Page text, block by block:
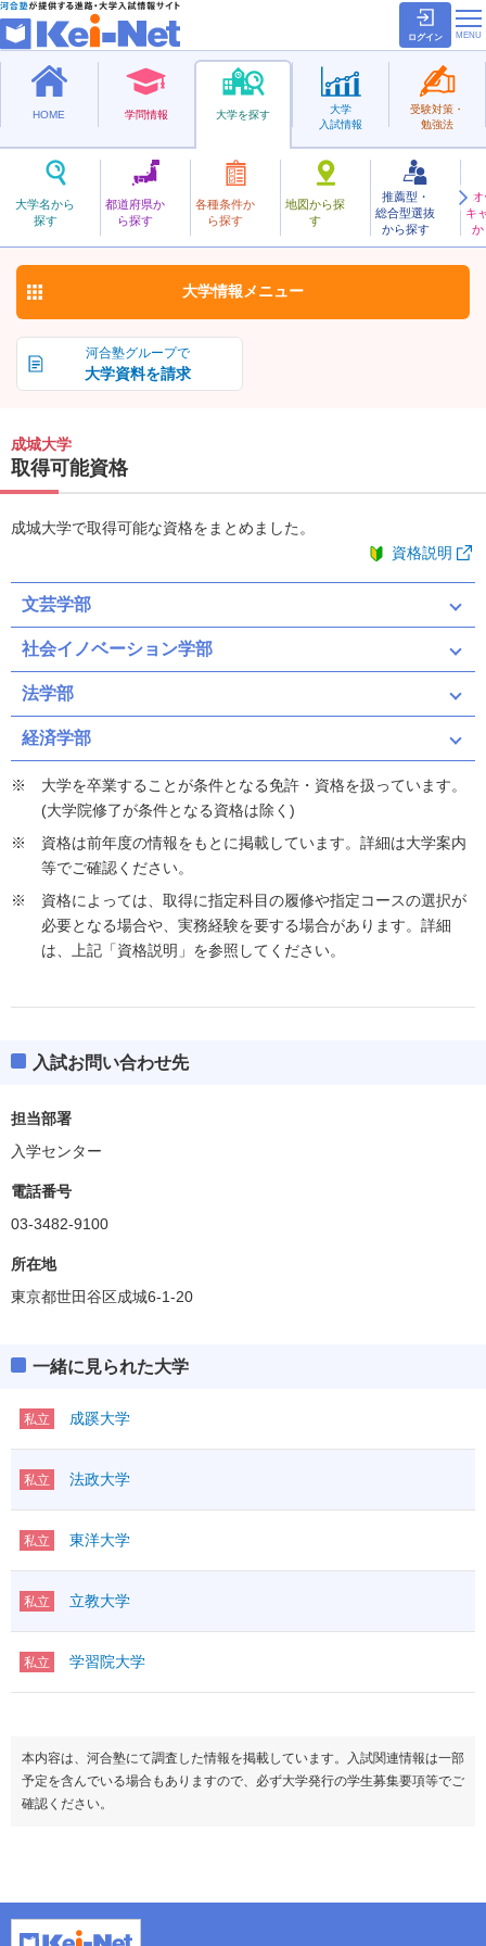
ログイン
HOME 学問情報 大学を探す
大学名から
探す
都道府県か
ら探す
各種条件か
ら探す
地図から探
す
推薦型・
総合型選抜
から探す
キ
か
大学
入試情報
受験対策・
勉強法
私立
せいじょう
成城大学 お気に入り
河合塾グループで
大学資料を請求
大学情報 メニュー
成城大学
取得可能資格
成城大学で取得可能な資格をまとめました。
資格説明
文芸学部
社会イノベーション学部
法学部
経済学部
大学を卒業することが条件となる免許・資格を扱っています。
(大学院修了が条件となる資格は除く)
資格は前年度の情報をもとに掲載しています。詳細は大学案内
等でご確認ください。
資格によっては、取得に指定科目の履修や指定コースの選択が
必要となる場合や、実務経験を要する場合があります。詳細
は、上記「資格説明」を参照してください。
入試お問い合わせ先
担当部署
入学センター
電話番号
03-3482-9100
所在地
東京都世田谷区成城6-1-20
一緒に見られた大学
私立 成蹊大学
私立 法政大学
私立 東洋大学
私立 立教大学
私立 学習院大学
本内容は、河合塾にて調査した情報を掲載しています。入試関連情報は一部
予定を含んでいる場合もありますので、必ず大学発行の学生募集要項等でご
確認ください。